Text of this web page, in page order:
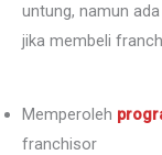
untung, namun
jika membeli
Memperoleh
franchisor